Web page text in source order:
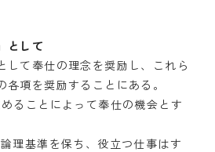
として
して奉仕の理念を奨励し、これら
項を奨励することにある。
ることによって奉仕の機会とす
理基準を保ち、役立つ仕事はす